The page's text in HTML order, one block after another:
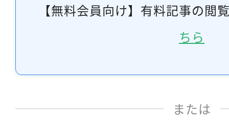
【無料会員向け】有料記事の閲
ちら
または